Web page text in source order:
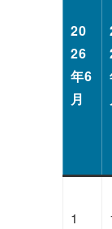
20
26
年6
月
1